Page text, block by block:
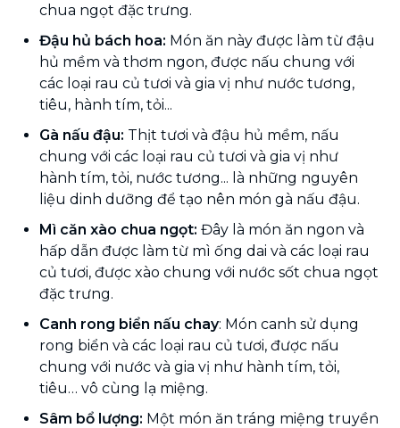
chua ngọt đặc trưng.
Đậu hủ bách hoa: Món ăn này được làm từ đậu
hủ mềm và thơm ngon, được nấu chung với
các loại rau củ tươi và gia vị như nước tương,
tiêu, hành tím, tỏi...
Gà nấu đậu: Thịt tươi và đậu hủ mềm, nấu
chung với các loại rau củ tươi và gia vị như
hành tím, tỏi, nước tương... là những nguyên
liệu dinh dưỡng để tạo nên món gà nấu đậu.
Mì căn xào chua ngọt: Đây là món ăn ngon và
hấp dẫn được làm từ mì ống dai và các loại rau
củ tươi, được xào chung với nước sốt chua ngọt
đặc trưng.
Canh rong biển nấu chay: Món canh sử dụng
rong biển và các loại rau củ tươi, được nấu
chung với nước và gia vị như hành tím, tỏi,
tiêu… vô cùng lạ miệng.
Sâm bổ lượng: Một món ăn tráng miệng truyền